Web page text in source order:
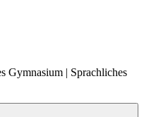
Gymnasium | Sprachliches